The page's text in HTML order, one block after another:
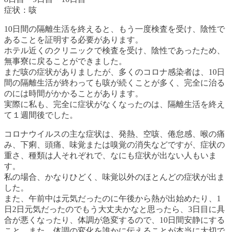
症状：咳
10日間の隔離生活を終えると、もう一度検査を受け、陰性で
あることを証明する必要があります。
ホテル近くのクリニックで検査を受け、陰性であったため、
無事寮に戻ることができました。
まだ咳の症状がありましたが、多くのコロナ感染者は、10日
間の隔離生活が終わっても咳が続くことが多く、完全に治る
のには時間がかかることがあります。
実際に私も、完全に症状がなくなったのは、隔離生活を終え
て１週間後でした。
コロナウイルスの主な症状は、発熱、空咳、倦怠感、喉の痛
み、下痢、頭痛、味覚または嗅覚の消失などですが、症状の
重さ、種類は人それぞれで、なにも症状が出ない人もいま
す。
私の場合、かなりひどく、味覚以外のほとんどの症状が出ま
した。
また、午前中は元気だったのに午後から熱が出始めたり、1
日2日元気だったのでもう大丈夫かなと思ったら、3日目に具
合が悪くなったり、体調が急変するので、10日間安静にする